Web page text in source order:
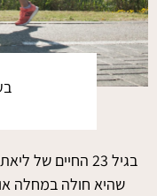
בגיל 23 החיים
שהיא חולה במחלה